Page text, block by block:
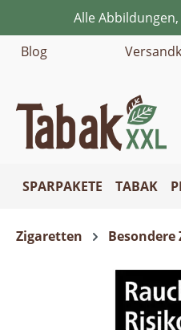
Hauptinhalt springen
Zur Suche springen
Zur Hauptnavigation
Alle
Blog
SPARPAKETE TABAK
Zigaretten